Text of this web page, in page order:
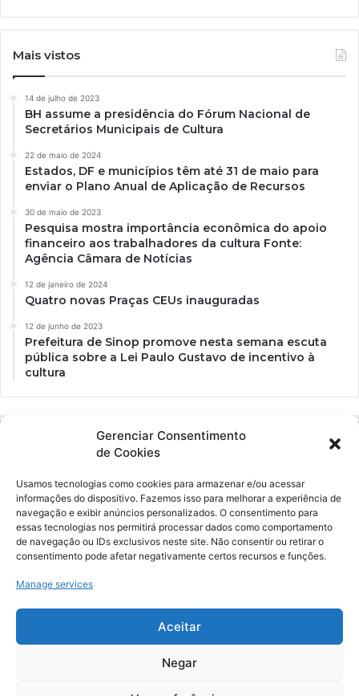
Gerenciar Consentimento
de Cookies
Usamos tecnologias como cookies para armazenar e/ou acessar
informações do dispositivo. Fazemos isso para melhorar a experiência de
navegação e exibir anúncios personalizados. O consentimento para
essas tecnologias nos permitirá processar dados como comportamento
de navegação ou IDs exclusivos neste site. Não consentir ou retirar o
consentimento pode afetar negativamente certos recursos e funções.
Manage services
Aceitar
Negar
Mais vistos
14 de julho de 2023
BH assume a presidência do Fórum Nacional de
Secretários Municipais de Cultura
22 de maio de 2024
Estados, DF e municípios têm até 31 de maio para
enviar o Plano Anual de Aplicação de Recursos
30 de maio de 2023
Pesquisa mostra importância econômica do apoio
financeiro aos trabalhadores da cultura Fonte:
Agência Câmara de Notícias
12 de janeiro de 2024
Quatro novas Praças CEUs inauguradas
12 de junho de 2023
Prefeitura de Sinop promove nesta semana escuta
pública sobre a Lei Paulo Gustavo de incentivo à
cultura
Ockara é uma plataforma multicultural e criativa. Nossa proposta é
oferecer o máximo de ferramentas para realizadores e
gerenciadores de espaços criativos e culturais.
© Merak Produções Criativas. CNPJ: 39.155.931/0001-02.
Inscrição Municipal: 47927301. Todos os direitos Reservados.